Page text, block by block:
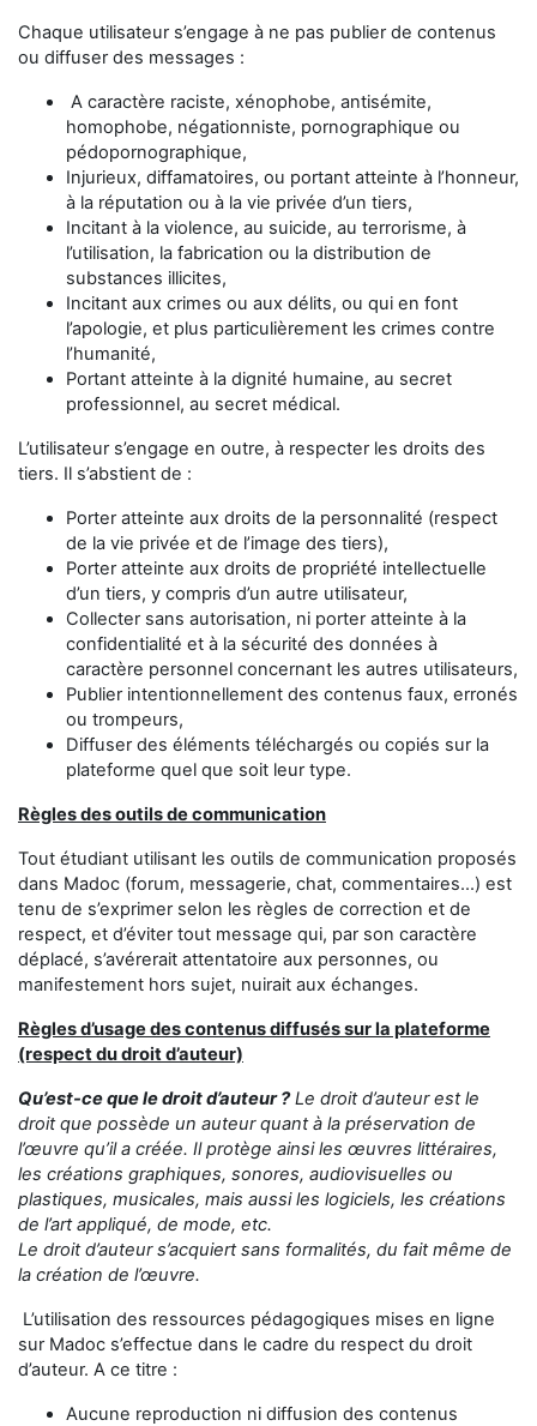
Chaque utilisateur s’engage à ne pas publier de contenus
ou diffuser des messages :
A caractère raciste, xénophobe, antisémite,
homophobe, négationniste, pornographique ou
pédopornographique,
Injurieux, diffamatoires, ou portant atteinte à l’honneur,
à la réputation ou à la vie privée d’un tiers,
Incitant à la violence, au suicide, au terrorisme, à
l’utilisation, la fabrication ou la distribution de
substances illicites,
Incitant aux crimes ou aux délits, ou qui en font
l’apologie, et plus particulièrement les crimes contre
l’humanité,
Portant atteinte à la dignité humaine, au secret
professionnel, au secret médical.
L’utilisateur s’engage en outre, à respecter les droits des
tiers. Il s’abstient de :
Porter atteinte aux droits de la personnalité (respect
de la vie privée et de l’image des tiers),
Porter atteinte aux droits de propriété intellectuelle
d’un tiers, y compris d’un autre utilisateur,
Collecter sans autorisation, ni porter atteinte à la
confidentialité et à la sécurité des données à
caractère personnel concernant les autres utilisateurs,
Publier intentionnellement des contenus faux, erronés
ou trompeurs,
Diffuser des éléments téléchargés ou copiés sur la
plateforme quel que soit leur type.
Règles des outils de communication
Tout étudiant utilisant les outils de communication proposés
dans Madoc (forum, messagerie, chat, commentaires...) est
tenu de s’exprimer selon les règles de correction et de
respect, et d’éviter tout message qui, par son caractère
déplacé, s’avérerait attentatoire aux personnes, ou
manifestement hors sujet, nuirait aux échanges.
Règles d’usage des contenus diffusés sur la plateforme
(respect du droit d’auteur)
Qu’est-ce que le droit d’auteur ?Le droit d’auteur est le
droit que possède un auteur quant à la préservation de
l’œuvre qu’il a créée. Il protège ainsi les œuvres littéraires,
les créations graphiques, sonores, audiovisuelles ou
plastiques, musicales, mais aussi les logiciels, les créations
de l’art appliqué, de mode, etc.
Le droit d’auteur s’acquiert sans formalités, du fait même de
la création de l’œuvre.
L’utilisation des ressources pédagogiques mises en ligne
sur Madoc s’effectue dans le cadre du respect du droit
d’auteur. A ce titre :
Aucune reproduction ni diffusion des contenus